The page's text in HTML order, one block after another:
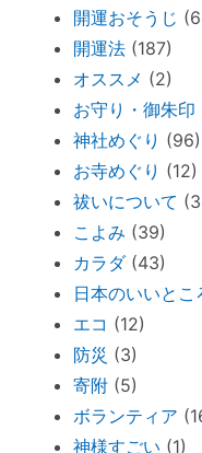
オススメ：
が出ない温灸
断捨離しな
プ」～ 必要
胎内記憶ガ
理由が少し
「胎内記憶
ケ
新生活が始
を。
古い携帯か
周りを優先
ッスン」
神社巡りな
開運おそうじ
開運法(187)
オススメ (2)
お守り・御朱印
神社めぐり (96)
お寺めぐり (12)
祓いについて
こよみ (39)
カラダ(43)
日本のいいとこ
エコ (12)
防災 (3)
寄附(5)
ボランティア
神様すごい (1)